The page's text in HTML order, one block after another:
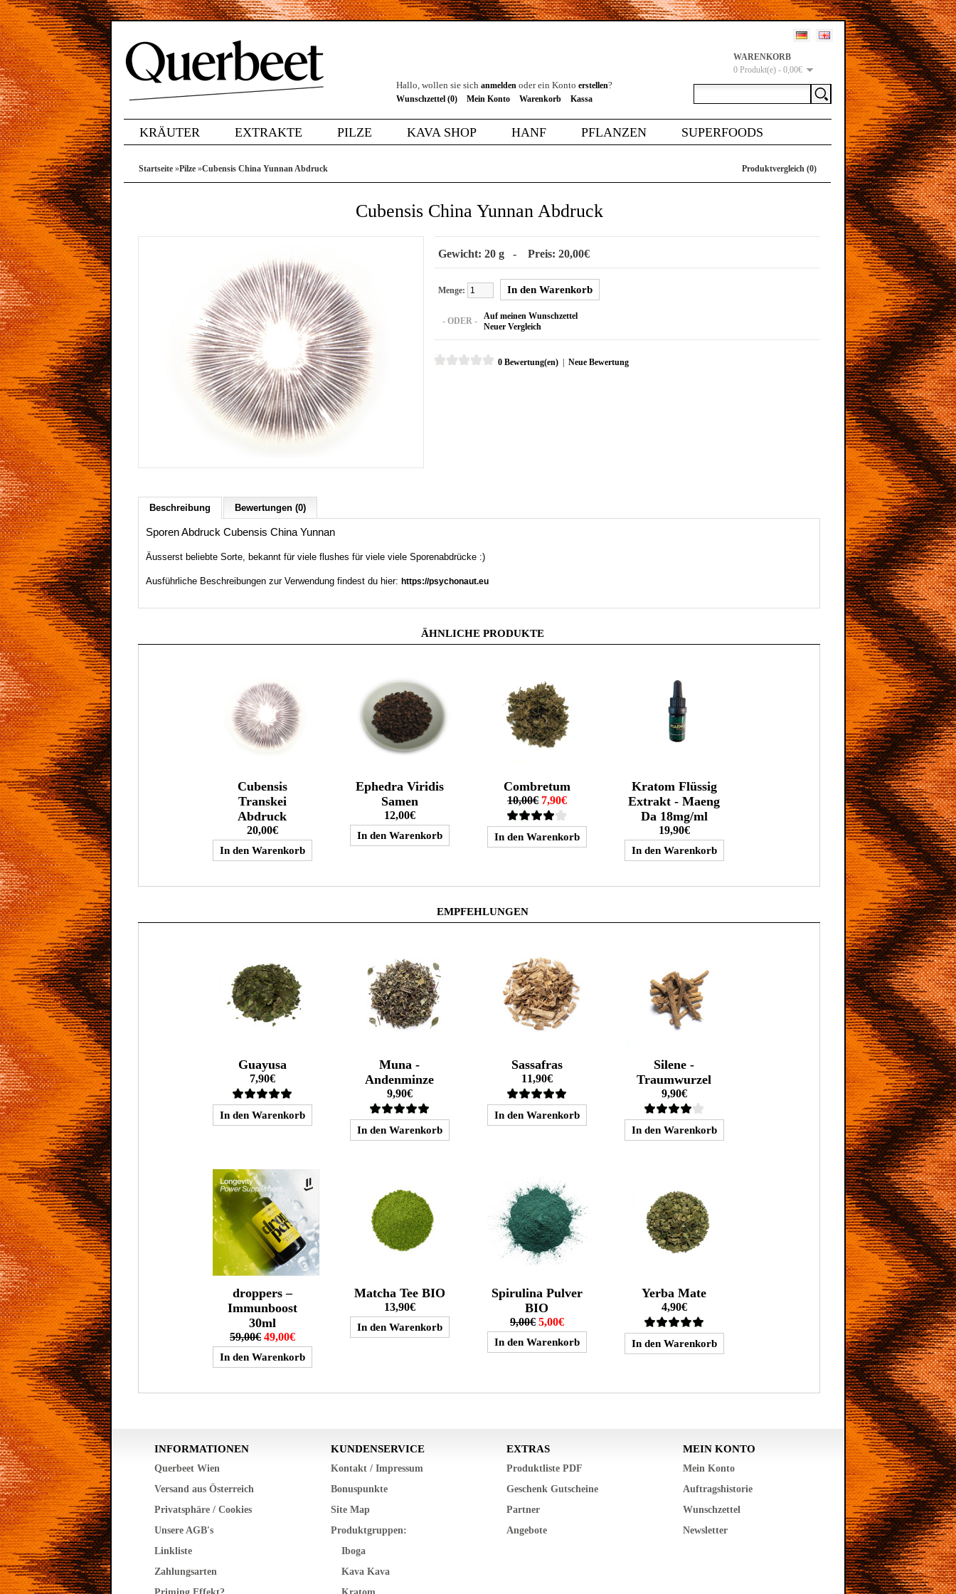
WARENKORB
0 Produkt(e) - 0,00€
Hallo, wollen sie sich anmelden oder ein Konto erstellen?
Wunschzettel (0) Mein Konto Warenkorb Kassa
KRÄUTER EXTRAKTE PILZE KAVA SHOP HANF PFLANZEN SUPERFOODS
Startseite »Pilze »Cubensis China Yunnan Abdruck Produktvergleich (0)
Cubensis China Yunnan Abdruck
Gewicht: 20 g - Preis: 20,00€
Menge:
- ODER -
Auf meinen Wunschzettel
Neuer Vergleich
0 Bewertung(en) Neue Bewertung
Beschreibung Bewertungen (0)
Sporen Abdruck Cubensis China Yunnan
Äusserst beliebte Sorte, bekannt für viele flushes für viele viele Sporenabdrücke :)
Ausführliche Beschreibungen zur Verwendung findest du hier: https://psychonaut.eu
ÄHNLICHE PRODUKTE
Cubensis
Transkei
Abdruck
20,00€
Ephedra Viridis
Samen
12,00€
Combretum
10,00€ 7,90€
Kratom Flüssig
Extrakt - Maeng
Da 18mg/ml
19,90€
EMPFEHLUNGEN
Guayusa
7,90€
Muna -
Andenminze
9,90€
Sassafras
11,90€
Silene -
Traumwurzel
9,90€
droppers –
Immunboost
30ml
59,00€ 49,00€
Matcha Tee BIO
13,90€
Spirulina Pulver
BIO
9,00€ 5,00€
Yerba Mate
4,90€
INFORMATIONEN
Querbeet Wien
Versand aus Österreich
Privatsphäre / Cookies
Unsere AGB's
Linkliste
Zahlungsarten
KUNDENSERVICE
Kontakt / Impressum
Bonuspunkte
Site Map
Produktgruppen:
Iboga
Kava Kava
EXTRAS
Produktliste PDF
Geschenk Gutscheine
Partner
Angebote
MEIN KONTO
Mein Konto
Auftragshistorie
Wunschzettel
Newsletter